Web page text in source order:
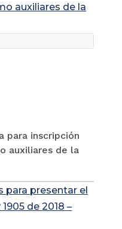
auxiliares de la
para inscripción
auxiliares de la
para presentar el
de 2018 –